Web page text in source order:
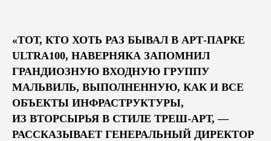
«ТОТ, КТО ХОТЬ РАЗ БЫВАЛ В АРТ-ПАРКЕ
ULTRA100, НАВЕРНЯКА ЗАПОМНИЛ
ГРАНДИОЗНУЮ ВХОДНУЮ ГРУППУ
МАЛЬВИЛЬ, ВЫПОЛНЕННУЮ, КАК И ВСЕ
ОБЪЕКТЫ ИНФРАСТРУКТУРЫ,
ИЗ ВТОРСЫРЬЯ В СТИЛЕ ТРЕШ-АРТ, —
РАССКАЗЫВАЕТ ГЕНЕРАЛЬНЫЙ ДИРЕКТОР